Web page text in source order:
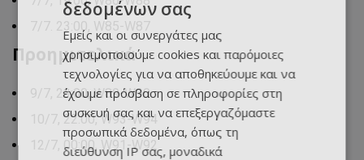
7/7. 23:00, W85-W87
Προημιτελικά
9/7, 23:00, W89-W90
10/7, 22:00, W93-W94
12/7, 00:00, W91-W92
δεδομένων σας
Εμείς και οι συνεργάτες μας
χρησιμοποιούμε cookies και παρόμοιες
τεχνολογίες για να αποθηκεύουμε και να
έχουμε πρόσβαση σε πληροφορίες στη
συσκευή σας και να επεξεργαζόμαστε
προσωπικά δεδομένα, όπως τη
διεύθυνση IP σας, μοναδικά